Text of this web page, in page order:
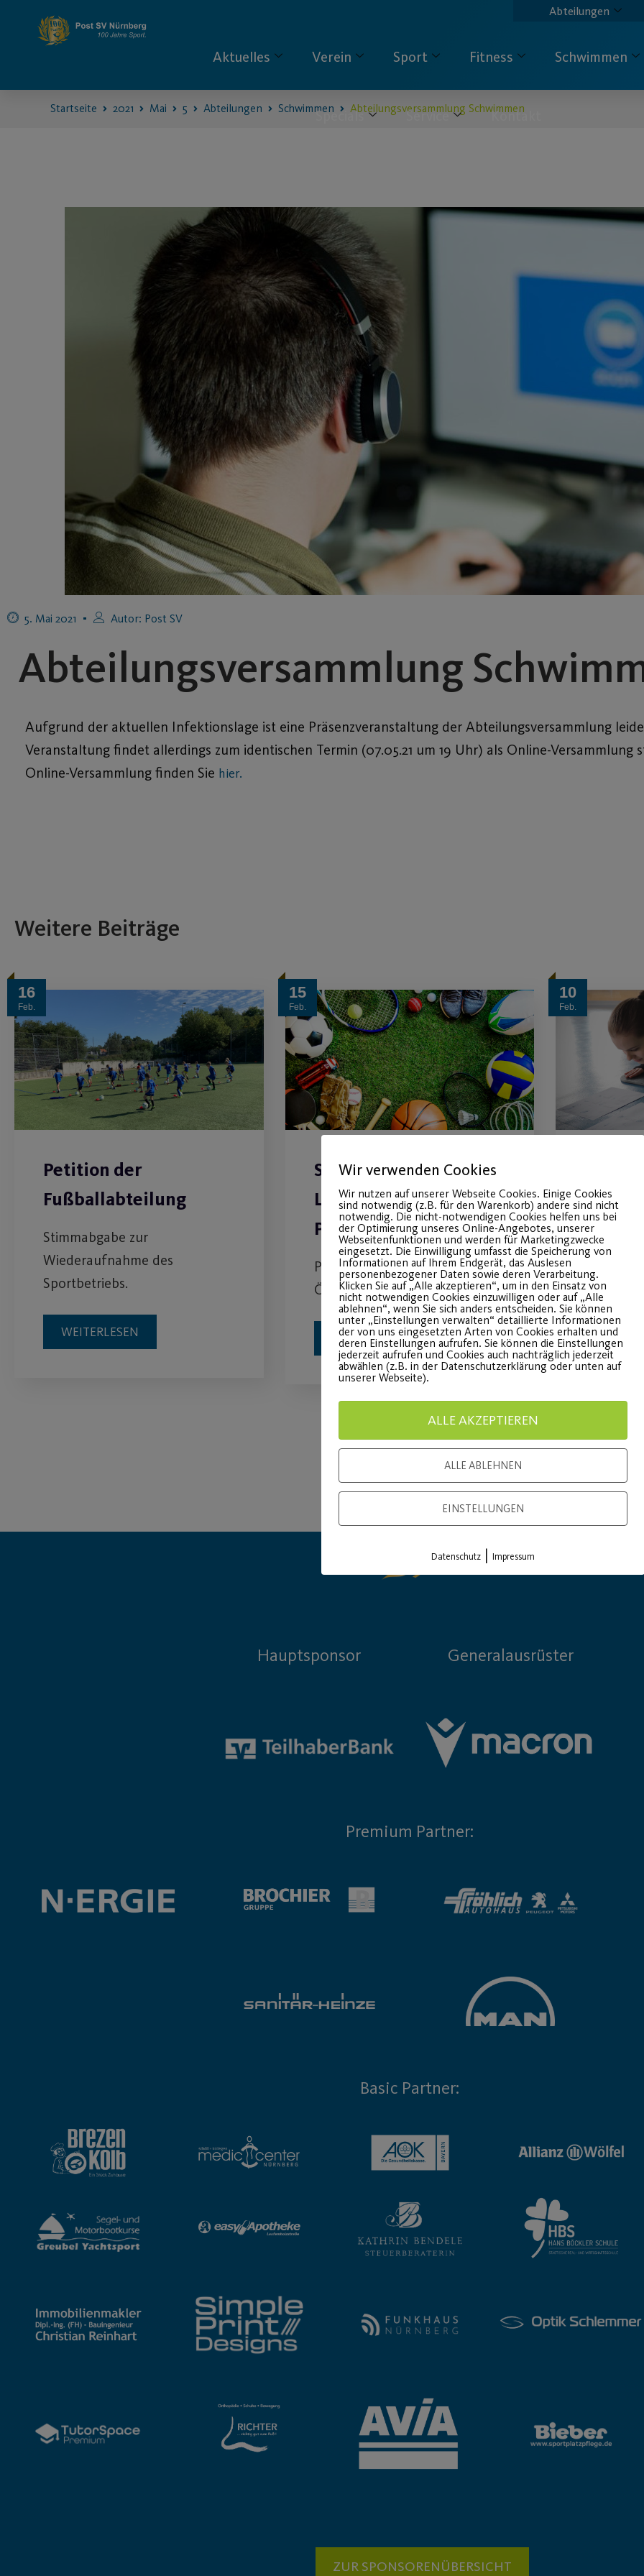
Abteilungen
Aktuelles Verein Sport Fitness Schwimmen
Specials Service Kontakt
Startseite 2021 Mai 5 Abteilungen Schwimmen Abteilungsversammlung Schwimmen
5. Mai 2021 Autor: Post SV
Abteilungsversammlung
Aufgrund der aktuellen Infektionslage ist eine Präsenzveranstaltung der Abteilungsversammlung
Veranstaltung findet allerdings zum identischen Termin (07.05.21 um 19 Uhr) als Online-Versammlung
Online-Versammlung finden Sie hier.
Weitere Beiträge
16
Feb.
Petition der
Fußballabteilung
Stimmabgabe zur
Wiederaufnahme des
Sportbetriebs.
WEITERLESEN
15
Feb.
Sport als Teil der
Lösung – nicht des
Problems
Post SV setzt sich für die
Öffnung des Sports ein!
WEITERLESEN
10
Feb.
Ab
Load More
Hauptsponsor Generalausrüster
Premium Partner:
Basic Partner:
ZUR SPONSORENÜBERSICHT
Wir verwenden Cookies
Wir nutzen auf unserer Webseite Cookies. Einige Cookies
sind notwendig (z.B. für den Warenkorb) andere sind nicht
notwendig. Die nicht-notwendigen Cookies helfen uns bei
der Optimierung unseres Online-Angebotes, unserer
Webseitenfunktionen und werden für Marketingzwecke
eingesetzt. Die Einwilligung umfasst die Speicherung von
Informationen auf Ihrem Endgerät, das Auslesen
personenbezogener Daten sowie deren Verarbeitung.
Klicken Sie auf „Alle akzeptieren“, um in den Einsatz von
nicht notwendigen Cookies einzuwilligen oder auf „Alle
ablehnen“, wenn Sie sich anders entscheiden. Sie können
unter „Einstellungen verwalten“ detaillierte Informationen
der von uns eingesetzten Arten von Cookies erhalten und
deren Einstellungen aufrufen. Sie können die Einstellungen
jederzeit aufrufen und Cookies auch nachträglich jederzeit
abwählen (z.B. in der Datenschutzerklärung oder unten auf
unserer Webseite).
ALLE AKZEPTIEREN
ALLE ABLEHNEN
EINSTELLUNGEN
Datenschutz | Impressum